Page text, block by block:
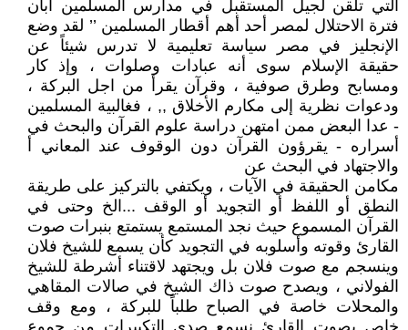
التي تلقن لجيل المستقبل في مدارس المسلمين أبان
فترة الاحتلال لمصر أحد أهم أقطار المسلمين ’’ لقد وضع
الإنجليز في مصر سياسة تعليمية لا تدرس شيئاً عن
حقيقة الإسلام سوى أنه عبادات وصلوات ، وإذ كار
ومسابح وطرق صوفية ، وقرآن يقرأ من اجل البركة ،
ودعوات نظرية إلى مكارم الأخلاق ,, ، فغالبية المسلمين
- عدا البعض ممن امتهن دراسة علوم القرآن والبحث في
أسراره - يقرؤون القرآن دون الوقوف عند المعاني أ
والاجتهاد في البحث عن
مكامن الحقيقة في الآيات ، ويكتفي بالتركيز على طريقة
النطق أو اللفظ أو التجويد أو الوقف ...الخ وحتى في
القرآن المسموع حيث نجد المستمع يستمتع بنبرات صوت
القارئ وقوته وأسلوبه في التجويد كأن يسمع للشيخ فلان
وينسجم مع صوت فلان بل ويجتهد لاقتناء أشرطة للشيخ
الفولاني ، ويصدح صوت ذاك الشيخ في صالات المقاهي
والمحلات خاصة في الصباح طلباً للبركة ، ومع وقف